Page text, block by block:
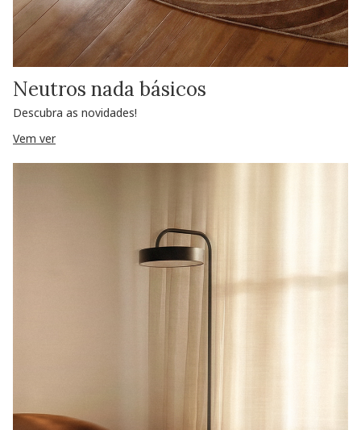
Neutros nada básicos
Descubra as novidades!
Vem ver